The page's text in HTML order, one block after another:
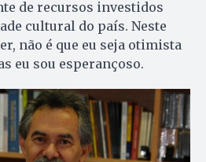
de recursos investidos
cultural do país. Neste
não é que eu seja otimista
eu sou esperançoso.